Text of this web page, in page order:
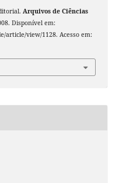
Arquivos de Ciências
Disponível em:
article/view/1128. Acesso em: